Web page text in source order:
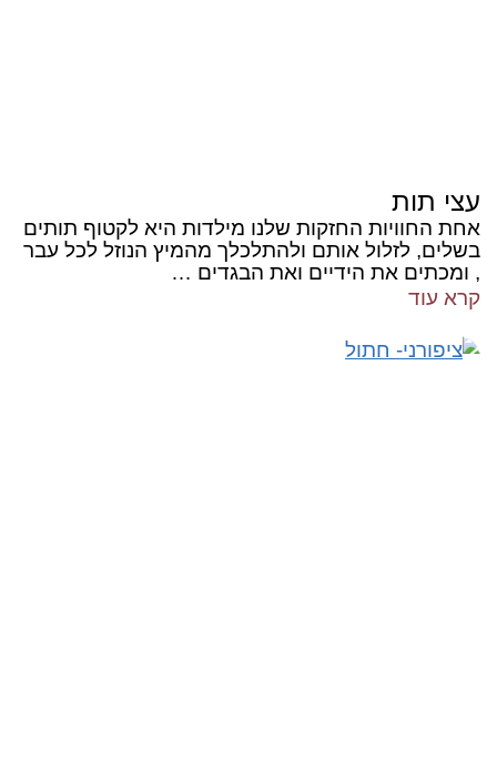
עצי תות
אחת החוויות החזקות שלנו מילדות היא לקטוף תותים
בשלים, לזלול אותם ולהתלכלך מהמיץ הנוזל לכל עבר
, ומכתים את הידיים ואת הבגדים …
קרא עוד